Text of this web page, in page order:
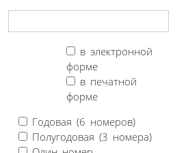
в электронной
форме
в печатной
форме
Годовая (6 номеров)
Полугодовая (3 номера)